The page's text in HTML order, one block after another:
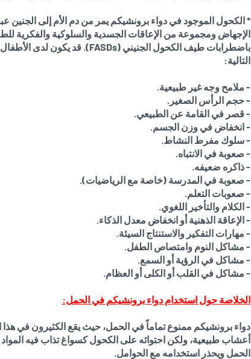
* الكحول الموجود في دواء برونشيكم يمر من دم الأم إلى الجنين
الإجهاض ومجموعة من الإعاقات الجسدية والسلوكية والفكرية
التالية:
- ملامح وجه غير طبيعية.
- حجم الرأس الصغير.
- قصر في القامة عن الطبيعي.
- انخفاض في وزن الجسم.
- سلوك مفرط النشاط.
- صعوبة في الانتباه.
- ذاكره ضعيفه.
- صعوبة في المدرسة (خاصة مع الرياضيات).
- صعوبات التعلم.
- الكلام والتأخير اللغوي.
- الإعاقة الذهنية أو انخفاض معدل الذكاء.
- مهارات التفكير والاستنتاج السيئة.
- مشاكل النوم وامتصاص الطفل.
- مشاكل في الرؤية أو السمع.
- مشاكل في القلب أو الكلى أو العظام.
الخلاصة حول استخدام دواء برونشيكم في الحمل:
دواء برونشيكم ممنوع تماماً في الحمل، حيث يقع الكثيرون في هذا
أعشاب طبيعية، ولكن احتوائه على الكحول كسواغ تذاب فيه المواد
الحمل ويحذر استخدامه مع الحوامل.